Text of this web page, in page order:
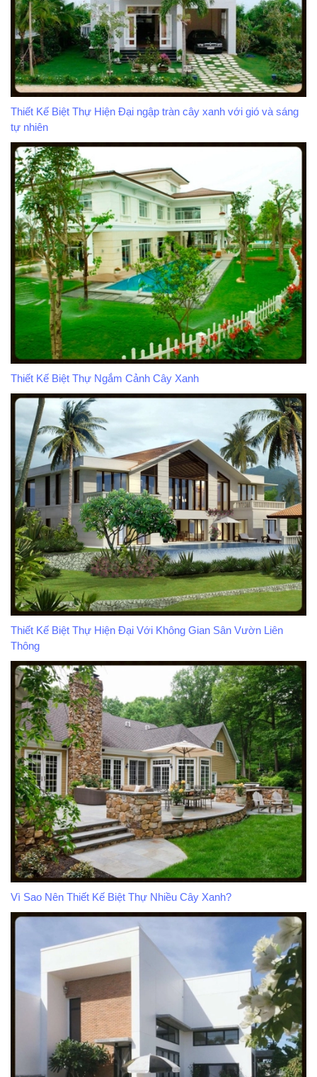
Thiết Kế Biệt Thự Hiện Đại ngập tràn cây xanh với gió và sáng
tự nhiên
Thiết Kế Biệt Thự Ngắm Cảnh Cây Xanh
Thiết Kế Biệt Thự Hiện Đại Với Không Gian Sân Vườn Liên
Thông
Vì Sao Nên Thiết Kế Biệt Thự Nhiều Cây Xanh?